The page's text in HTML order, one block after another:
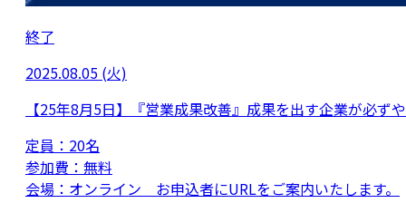
終了
2025.08.05 (火)
【25年8月5日】『営業成果改善』成果を出す企業が必
定員： 20名
参加費： 無料
会場： オンライン お申込者にURLをご案内いたします。